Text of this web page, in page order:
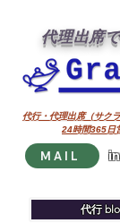
代理出席
代行
24時間365日
代行・代理出席（サク
MAIL